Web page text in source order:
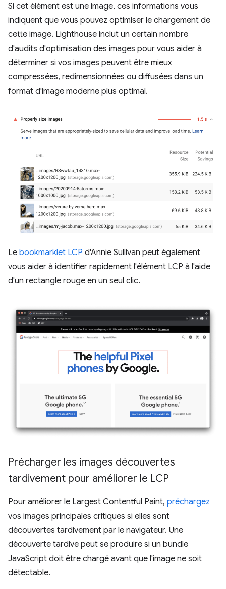
Si cet élément est une image, ces informations vous
indiquent que vous pouvez optimiser le chargement de
cette image. Lighthouse inclut un certain nombre
d'audits d'optimisation des images pour vous aider à
déterminer si vos images peuvent être mieux
compressées, redimensionnées ou diffusées dans un
format d'image moderne plus optimal.
Le bookmarklet LCP d'Annie Sullivan peut également
vous aider à identifier rapidement l'élément LCP à l'aide
d'un rectangle rouge en un seul clic.
Précharger les images découvertes
tardivement pour améliorer le LCP
Pour améliorer le Largest Contentful Paint, préchargez
vos images principales critiques si elles sont
découvertes tardivement par le navigateur. Une
découverte tardive peut se produire si un bundle
JavaScript doit être chargé avant que l'image ne soit
détectable.